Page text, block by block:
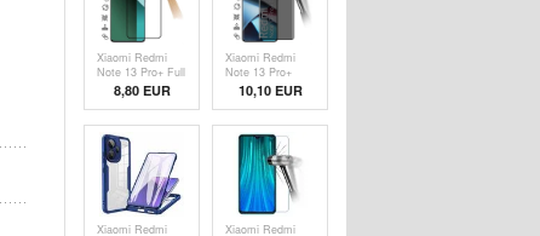
Xiaomi Redmi
Note 13 Pro+ Full
Cover
Panzerglas - 9H -
Schwarz Rand
8,80 EUR
Xiaomi Redmi
Note 13 Pro+
Privacy Full
Cover
Panzerglas - 9H -
Schwarz Rand
10,10 EUR
Xiaomi Redmi
Xiaomi Redmi